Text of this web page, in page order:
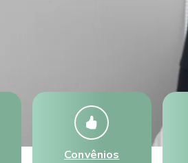
Convênios